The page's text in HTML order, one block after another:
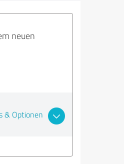
neuen
& Optionen